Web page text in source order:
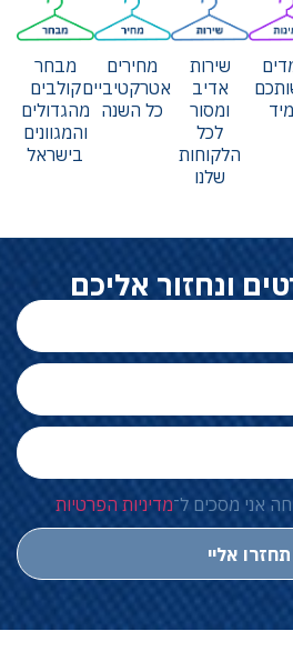
שירות
אדיב
ומסור
לכל
הלקוחות
שלנו
מחירים
אטרקטיביים
כל השנה
מבחר
קולבים
מהגדולים
והמגוונים
בישראל
ונחזור אליכם
אני מסכים ל־מדיניות הפרטיות
תחזרו אליי